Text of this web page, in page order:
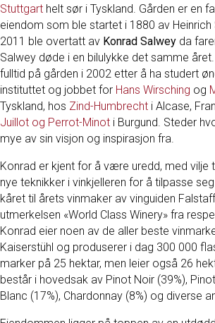
Stuttgart helt sør i Tyskland. Gården er en
eiendom som ble startet i 1880 av
2011 ble overtatt av Konrad Salwey da
Salwey døde i en bilulykke det samme
fulltid på gården i 2002 etter å ha studert
instituttet og jobbet for Hans Wirsching og
Tyskland, hos Zind-Humbrecht i Alcase,
Juillot og Perrot-Minot i Burgund. Steder
mye av sin visjon og inspirasjon fra.
Konrad er kjent for å være uredd, med vilje
nye teknikker i vinkjelleren for å tilpasse
kåret til årets vinmaker av vinguiden
utmerkelsen «World Class Winery» fra
Konrad eier noen av de aller beste
Kaiserstühl og produserer i dag 300 000
marker på 25 hektar, men leier også 26
består i hovedsak av Pinot Noir (39%),
Blanc (17%), Chardonnay (8%) og diverse